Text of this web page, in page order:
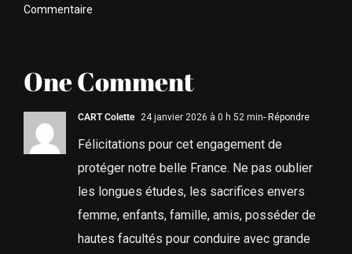
Commentaire
One Comment
CART Colette 24 janvier 2026 à 0 h 52 min- Répondre
Félicitations pour cet engagement de
protéger notre belle France. Ne pas oublier
les longues études, les sacrifices envers
femme, enfants, famille, amis, posséder de
hautes facultés pour conduire avec grande